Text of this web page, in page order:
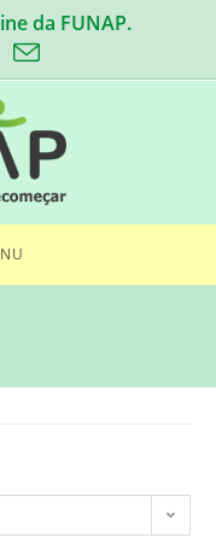
da FUNAP.